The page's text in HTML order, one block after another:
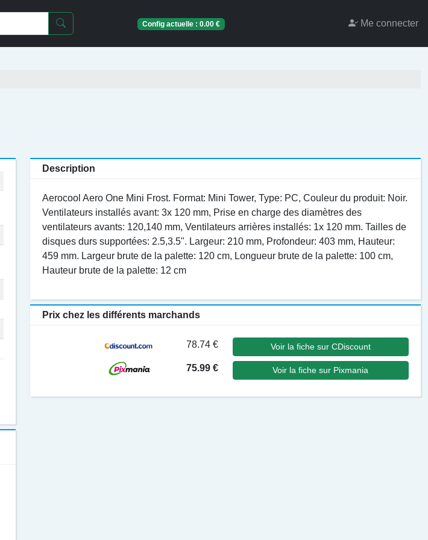
Config actuelle :0.00 € Me connecter
Description
Aerocool Aero One Mini Frost. Format: Mini Tower, Type: PC, Couleur du produit: Noir.
Ventilateurs installés avant: 3x 120 mm, Prise en charge des diamètres des
ventilateurs avants: 120,140 mm, Ventilateurs arrières installés: 1x 120 mm. Tailles de
disques durs supportées: 2.5,3.5". Largeur: 210 mm, Profondeur: 403 mm, Hauteur:
459 mm. Largeur brute de la palette: 120 cm, Longueur brute de la palette: 100 cm,
Hauteur brute de la palette: 12 cm
Prix chez les différents marchands
78.74 € Voir la fiche sur CDiscount
75.99 € Voir la fiche sur Pixmania